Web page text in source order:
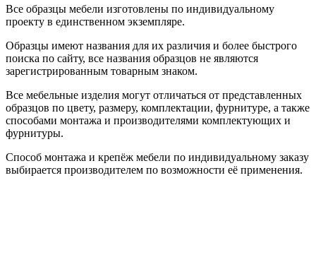
Все образцы мебели изготовлены по индивидуальному
проекту в единственном экземпляре.
Образцы имеют названия для их различия и более быстрого
поиска по сайту, все названия образцов не являются
зарегистрированным товарным знаком.
Все мебельные изделия могут отличаться от представленных
образцов по цвету, размеру, комплектации, фурнитуре, а также
способами монтажа и производителями комплектующих и
фурнитуры.
Способ монтажа и крепёж мебели по индивидуальному заказу
выбирается производителем по возможности её применения.